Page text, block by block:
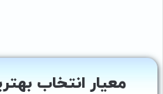
معیار انتخاب